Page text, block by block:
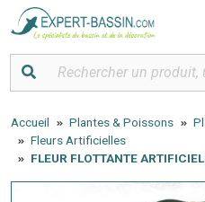
Accueil Plantes & Poissons
Fleurs Artificielles
FLEUR FLOTTANTE
Panneau de gestion des cookies